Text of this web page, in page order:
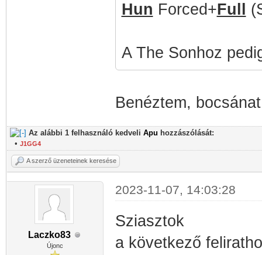
Hun Forced+Full
A The Sonhoz
Benéztem,
Az alábbi 1 felhasználó kedveli Apu hozzászólását:
• J1GG4
A szerző üzeneteinek keresése
Laczko83
Újonc
2023-11-07, 14:03:28
Sziasztok
a következő